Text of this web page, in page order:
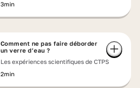
3min
Comment ne pas faire déborder
un verre d’eau ?
Les expériences scientifiques de CTPS
2min